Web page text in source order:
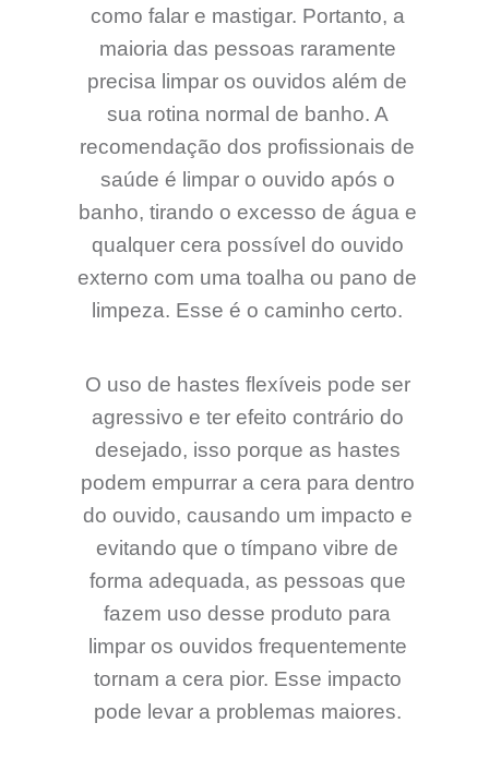
como falar e mastigar. Portanto, a
maioria das pessoas raramente
precisa limpar os ouvidos além de
sua rotina normal de banho. A
recomendação dos profissionais de
saúde é limpar o ouvido após o
banho, tirando o excesso de água e
qualquer cera possível do ouvido
externo com uma toalha ou pano de
limpeza. Esse é o caminho certo.
O uso de hastes flexíveis pode ser
agressivo e ter efeito contrário do
desejado, isso porque as hastes
podem empurrar a cera para dentro
do ouvido, causando um impacto e
evitando que o tímpano vibre de
forma adequada, as pessoas que
fazem uso desse produto para
limpar os ouvidos frequentemente
tornam a cera pior. Esse impacto
pode levar a problemas maiores.